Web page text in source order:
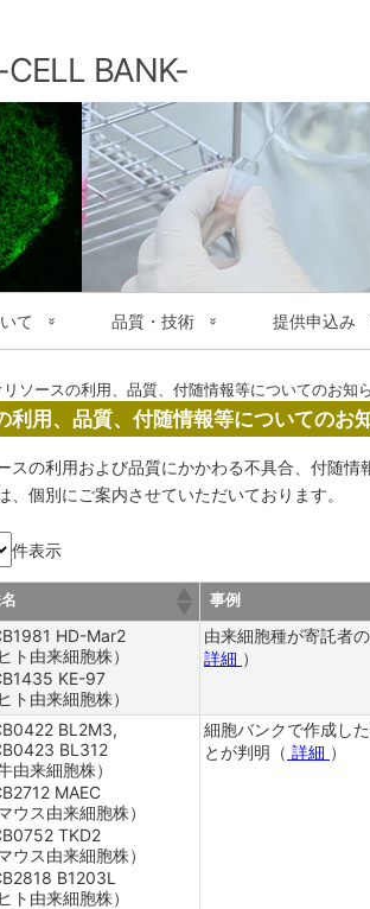
へ
ス
キ
BANK-
て
細胞 (AES)
材料
バンク
細胞株 (HEV)
品質・技術
培養マニュアル
提供申込み
細胞材料の送付
提供手数料とお
リソースの利用、品質、付随情報等についてのお知
利用、品質、付随情報等についてのお
スの利用および品質にかかわる不具合、付随
、個別にご案内させていただいております。
件表示
事例
HD-Mar2
ヒト由来細胞株）
KE-97
ヒト由来細胞株）
由来細胞種が寄託者
詳細 ）
BL2M3,
BL312
牛由来細胞株）
MAEC
マウス由来細胞株）
TKD2
マウス由来細胞株）
B1203L
ヒト由来細胞株）
細胞バンクで作成し
とが判明（ 詳細 ）